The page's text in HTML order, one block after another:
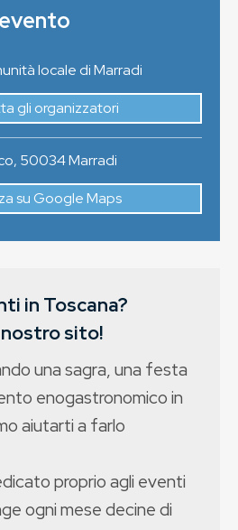
locale di Marradi
gli organizzatori
, 50034Marradi
su Google Maps
in Toscana?
sito!
una sagra, una festa
enogastronomico in
aiutarti a farlo
proprio agli eventi
ogni mese decine di